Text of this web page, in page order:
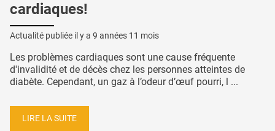
cardiaques!
Actualité publiée il y a 9 années 11 mois
Les problèmes cardiaques sont une cause fréquente
d'invalidité et de décès chez les personnes atteintes de
diabète. Cependant, un gaz à l’odeur d’œuf pourri, l ...
LIRE LA SUITE